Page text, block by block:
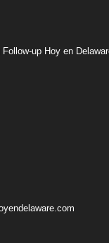
Follow-up Hoy en